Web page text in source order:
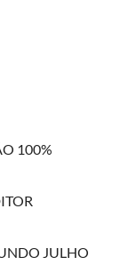
100%
JULHO